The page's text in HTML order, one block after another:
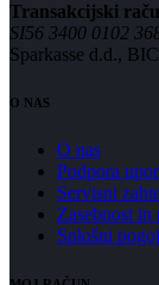
Transakcijski
SI56 3400 0102
Sparkasse d.d.,
O NAS
O nas
Podpora
Servisni
Zasebnost in
Splošni